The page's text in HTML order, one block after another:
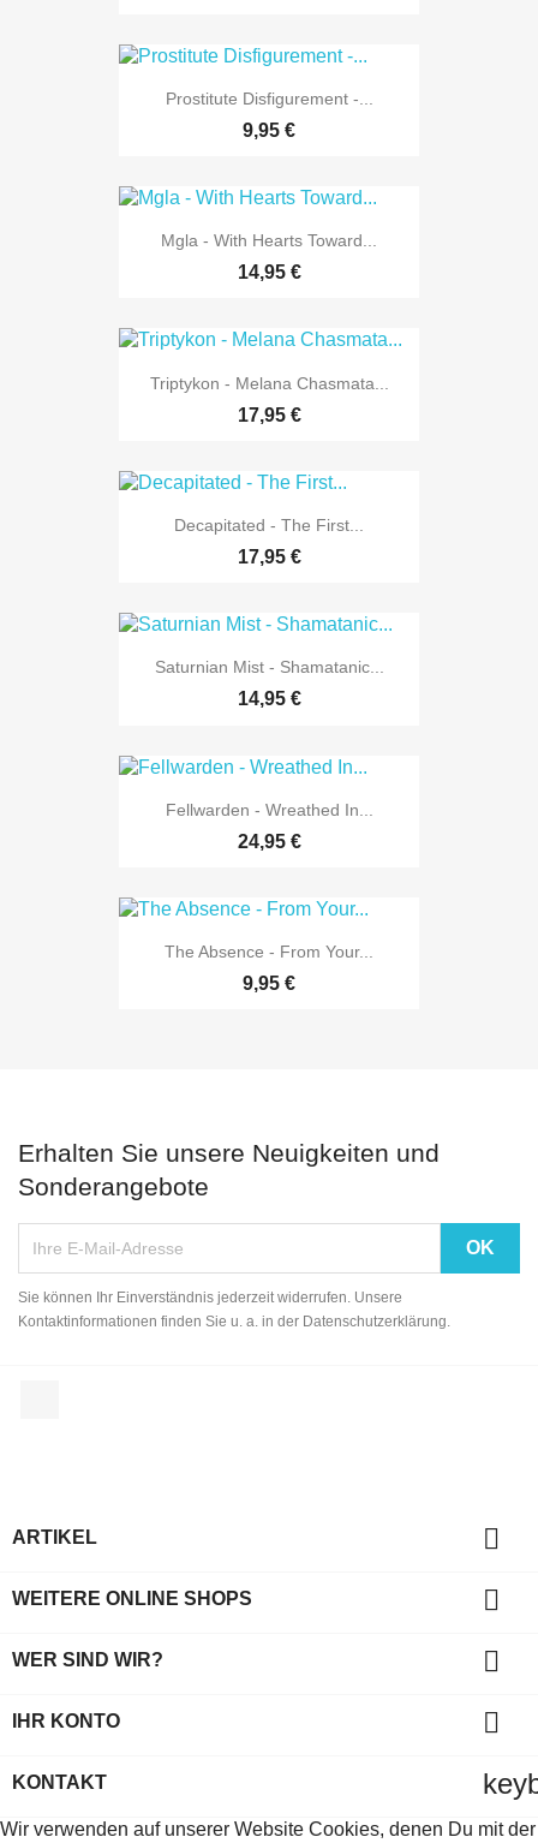
Prostitute Disfigurement -...
9,95 €
Mgla - With Hearts Toward...
14,95 €
Triptykon - Melana Chasmata...
17,95 €
Decapitated - The First...
17,95 €
Saturnian Mist - Shamatanic...
14,95 €
Fellwarden - Wreathed In...
24,95 €
The Absence - From Your...
9,95 €
Erhalten Sie unsere Neuigkeiten und
Sonderangebote
Sie können Ihr Einverständnis jederzeit widerrufen. Unsere
Kontaktinformationen finden Sie u. a. in der Datenschutzerklärung.
ARTIKEL 
WEITERE ONLINE SHOPS 
WER SIND WIR? 
IHR KONTO 
KONTAKT
Wir verwenden auf unserer Website Cookies, denen Du mit der